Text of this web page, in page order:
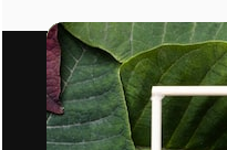
Vídeos
Clips de vídeo
Motion graphics
Plantillas de vídeos
Iconos
Modelos 3D
Fuentes